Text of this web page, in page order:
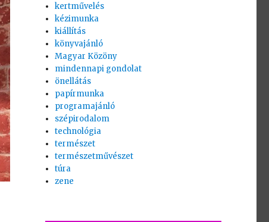
kertművelés
kézimunka
kiállítás
könyvajánló
Magyar Közöny
mindennapi gondolat
önellátás
papírmunka
programajánló
szépirodalom
technológia
természet
természetművészet
túra
zene